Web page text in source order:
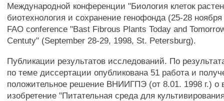
Международной конференции "Биология клеток
биотехнология и сохранение генофонда (25-28
FAO conference "Bast Fibrous Plants Today and
Centuty" (September 28-29, 1998, St. Petersburg).
Публикации результатов исследований. По
по теме диссертации опубликована 51 работа и
положительное решение ВНИИГПЭ (от 8.01. 1998 г.) о
изобретение "Питательная среда для